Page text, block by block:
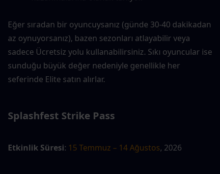
Eğer sıradan bir oyuncuysanız (günde 30-40 dakikadan
az oynuyorsanız), bazen sezonları atlayabilir veya
sadece Ücretsiz yolu kullanabilirsiniz. Sıkı oyuncular ise
sunduğu büyük değer nedeniyle genellikle her
seferinde Elite satın alırlar.
Splashfest Strike Pass
Etkinlik Süresi: 15 Temmuz – 14 Ağustos, 2026